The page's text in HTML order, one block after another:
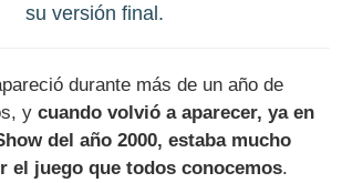
su versión final.
durante más de un año de
ycuando volvió a aparecer, ya en
del año 2000, estaba mucho
el juego que todos conocemos.